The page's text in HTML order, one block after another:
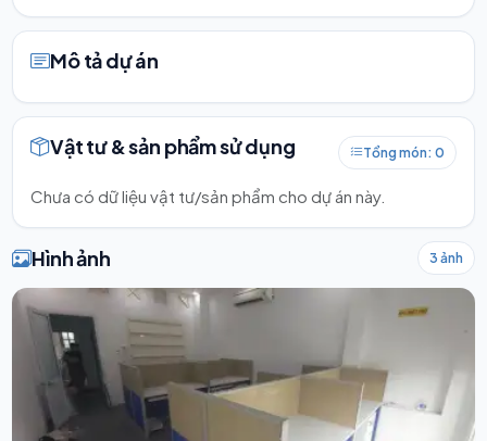
Mô tả dự án
Vật tư & sản phẩm sử dụng Tổng món: 0
Chưa có dữ liệu vật tư/sản phẩm cho dự án này.
Hình ảnh 3 ảnh